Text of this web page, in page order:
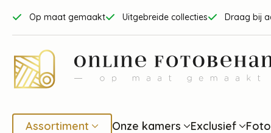
Op maat gemaakt Uitgebreide collecties Draag bij
Assortiment Onze kamers Exclusief